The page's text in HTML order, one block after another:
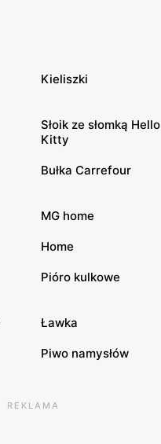
Kieliszki
Słoik ze słomką Hello
Kitty
Bułka Carrefour
MG home
Home
Pióro kulkowe
Ławka
Piwo namysłów
REKLAMA